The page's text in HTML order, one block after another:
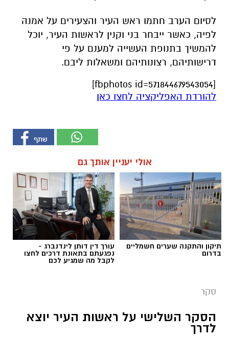
לסיום הערב חתמו ראש העיר והצעירים על אמנה
לפיה, כאשר ייבחר בני וקנין לראשות העיר, יוכל
להמשיך בתנופת העשייה למענם על פי
דרישותיהם, רצונותיהם ומשאלות ליבם.
[fbphotos id=571844679543054]
להורדת האפליקציה לחצו כאן
אולי יעניין אותך גם
תיקון והתקנה שערים חשמליים
בדרום
עורך דין דותן לינדנברג -
נפגעתם בתאונת דרכים לחצו
לקבל מה שמגיע לכם
סקר
הסקר השלישי על ראשות העיר יוצא
לדרך